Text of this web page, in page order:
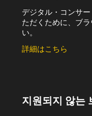
デジタル・コンサ
ただくために、ブ
い。
詳細はこちら
지원되지 않는